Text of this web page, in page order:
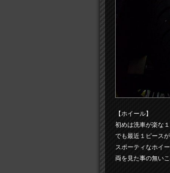
【ホイール】
初めは洗車が楽な
でも最近１ピース
スポーティなホイ
両を見た事の無い